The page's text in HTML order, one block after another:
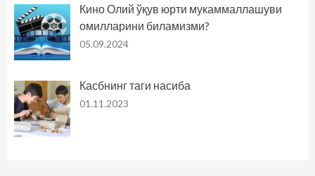
Кино Олий ўқув юрти мукаммаллашуви
омилларини биламизми?
05.09.2024
Касбнинг таги насиба
01.11.2023